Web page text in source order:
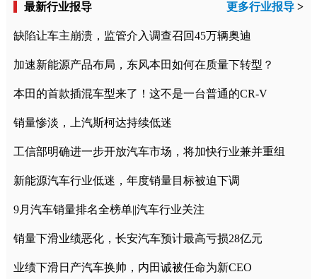
最新行业报导 更多行业报导 >
缺陷让车主崩溃，监管介入调查召回45万辆奥迪
加速新能源产品布局，东风本田如何在质量下转型？
本田的首款插混车型来了！这不是一台普通的CR-V
销量惨淡，上汽斯柯达持续低迷
工信部明确进一步开放汽车市场，将加快行业兼并重组
新能源汽车行业低迷，年度销量目标被迫下调
9月汽车销量排名全榜单||汽车行业关注
销量下滑业绩恶化，长安汽车预计最高亏损28亿元
业绩下滑日产汽车换帅，内田诚被任命为新CEO